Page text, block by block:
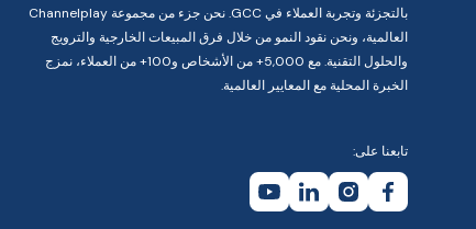
بالتجزئة وتجربة العملاء في GCC. نحن جزء من مجموعة Channelplay
العالمية، ونحن نقود النمو من خلال فرق المبيعات الخارجية والترويج
والحلول التقنية. مع 5,000+ من الأشخاص و100+ من العملاء، نمزج
الخبرة المحلية مع المعايير العالمية.
تابعنا على: